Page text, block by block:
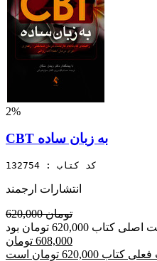
2%
CBT به زبان ساده
کد کتاب : 132754
انتشارات ارجمند
620,000 تومان
کتاب 620,000 تومان بود
608,000 تومان
620,000 تومان است